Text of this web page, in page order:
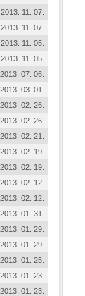
2013. 11. 07.
2013. 11. 07.
2013. 11. 05.
2013. 11. 05.
2013. 07. 06.
2013. 03. 01.
2013. 02. 26.
2013. 02. 26.
2013. 02. 21.
2013. 02. 19.
2013. 02. 19.
2013. 02. 12.
2013. 02. 12.
2013. 01. 31.
2013. 01. 29.
2013. 01. 29.
2013. 01. 25.
2013. 01. 23.
2013. 01. 23.